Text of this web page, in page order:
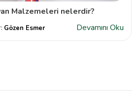
Malzemeleri nelerdir?
Gözen Esmer Devamını Oku